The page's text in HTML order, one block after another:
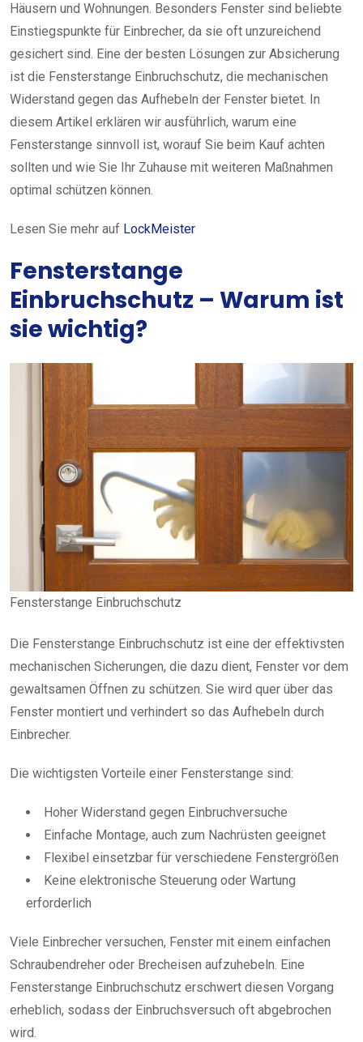
Häusern und Wohnungen. Besonders Fenster sind beliebte
Einstiegspunkte für Einbrecher, da sie oft unzureichend
gesichert sind. Eine der besten Lösungen zur Absicherung
ist die Fensterstange Einbruchschutz, die mechanischen
Widerstand gegen das Aufhebeln der Fenster bietet. In
diesem Artikel erklären wir ausführlich, warum eine
Fensterstange sinnvoll ist, worauf Sie beim Kauf achten
sollten und wie Sie Ihr Zuhause mit weiteren Maßnahmen
optimal schützen können.
Lesen Sie mehr auf LockMeister
Fensterstange
Einbruchschutz – Warum ist
sie wichtig?
Fensterstange Einbruchschutz
Die Fensterstange Einbruchschutz ist eine der effektivsten
mechanischen Sicherungen, die dazu dient, Fenster vor dem
gewaltsamen Öffnen zu schützen. Sie wird quer über das
Fenster montiert und verhindert so das Aufhebeln durch
Einbrecher.
Die wichtigsten Vorteile einer Fensterstange sind:
Hoher Widerstand gegen Einbruchversuche
Einfache Montage, auch zum Nachrüsten geeignet
Flexibel einsetzbar für verschiedene Fenstergrößen
Keine elektronische Steuerung oder Wartung
erforderlich
Viele Einbrecher versuchen, Fenster mit einem einfachen
Schraubendreher oder Brecheisen aufzuhebeln. Eine
Fensterstange Einbruchschutz erschwert diesen Vorgang
erheblich, sodass der Einbruchsversuch oft abgebrochen
wird.